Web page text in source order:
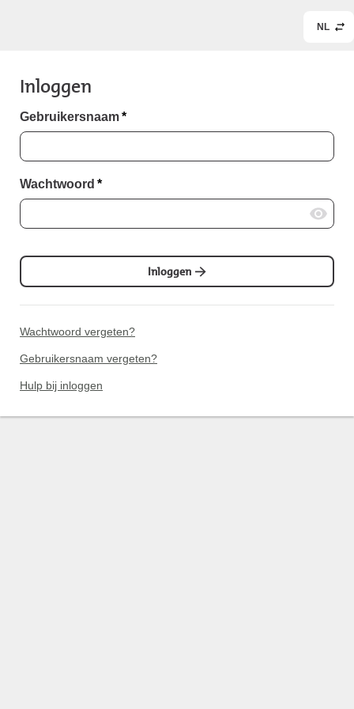
NL
Inloggen
Gebruikersnaam*
Wachtwoord *
Inloggen
Wachtwoord vergeten?
Gebruikersnaam vergeten?
Hulp bij inloggen